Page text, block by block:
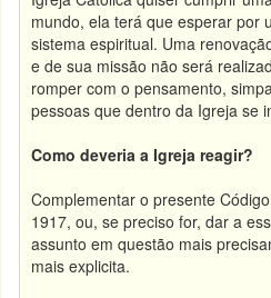
mundo, ela terá que esperar por
sistema espiritual. Uma
e de sua missão não será
romper com o pensamento,
pessoas que dentro da Igreja se
Como deveria a Igreja reagir?
Complementar o presente
1917, ou, se preciso for, dar a
assunto em questão mais
mais explicita.